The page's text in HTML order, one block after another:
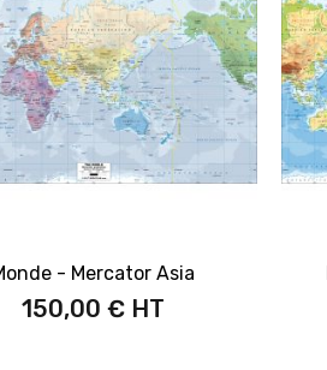
- Mercator Asia
150,00 €